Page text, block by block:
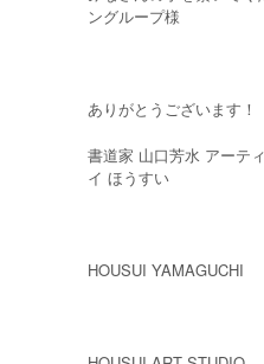
ングループ様
ありがとうございます！
書道家 山口芳水 アーテ
イ ほうすい
HOUSUI YAMAGUCHI